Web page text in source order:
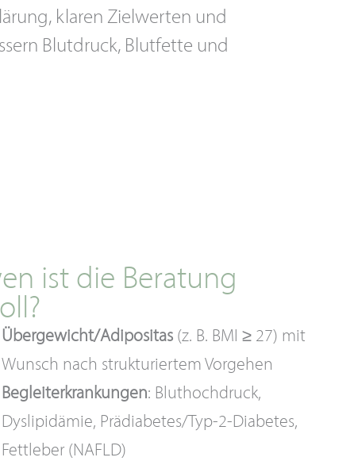
klaren Zielwerten und
Blutdruck, Blutfette und
ist die Beratung
Übergewicht/Adipositas (z. B. BMI ≥ 27) mit
Wunsch nach strukturiertem Vorgehen
Begleiterkrankungen: Bluthochdruck,
Dyslipidämie, Prädiabetes/Typ-2-Diabetes,
Fettleber (NAFLD)